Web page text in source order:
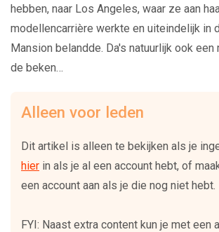
hebben, naar Los Angeles, waar ze aan
modellencarrière werkte en uiteindelijk in
Mansion belandde. Da's natuurlijk ook
de beken…
Alleen voor leden
Dit artikel is alleen te bekijken als je
hier in als je al een account hebt, of
een account aan als je die nog niet hebt.
FYI: Naast extra content kun je met een